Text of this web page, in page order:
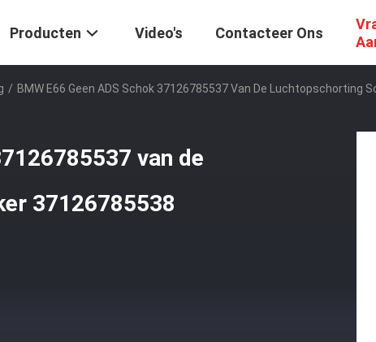
Producten Video's Contacteer Ons
/ BMW E66 Geen ADS Schok 37126785537 Van De Luchtopschorting
van de
37126785538